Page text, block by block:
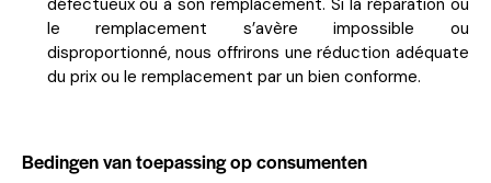
le remplacement s’avère impossible ou
disproportionné, nous offrirons une réduction adéquate
du prix ou le remplacement par un bien conforme.
Bedingen van toepassing op consumenten